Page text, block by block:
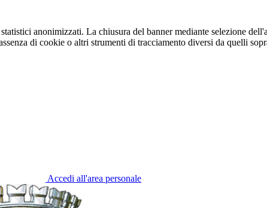
anonimizzati. La chiusura del banner mediante selezione
di cookie o altri strumenti di tracciamento diversi da quelli
Accedi all'area personale